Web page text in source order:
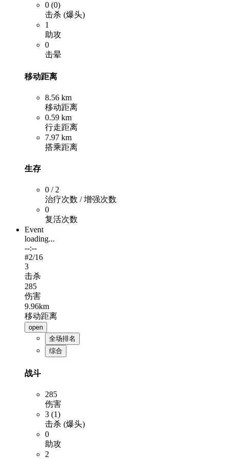
0 (0)
击杀 (爆头)
1
助攻
0
击晕
移动距离
8.56 km
移动距离
0.59 km
行走距离
7.97 km
搭乘距离
生存
0 / 2
治疗次数 / 增强次数
0
复活次数
Event
loading...
--:--
#2/16
3
击杀
285
伤害
9.96km
移动距离
open
全场排名
综合
战斗
285
伤害
3 (1)
击杀 (爆头)
0
助攻
2